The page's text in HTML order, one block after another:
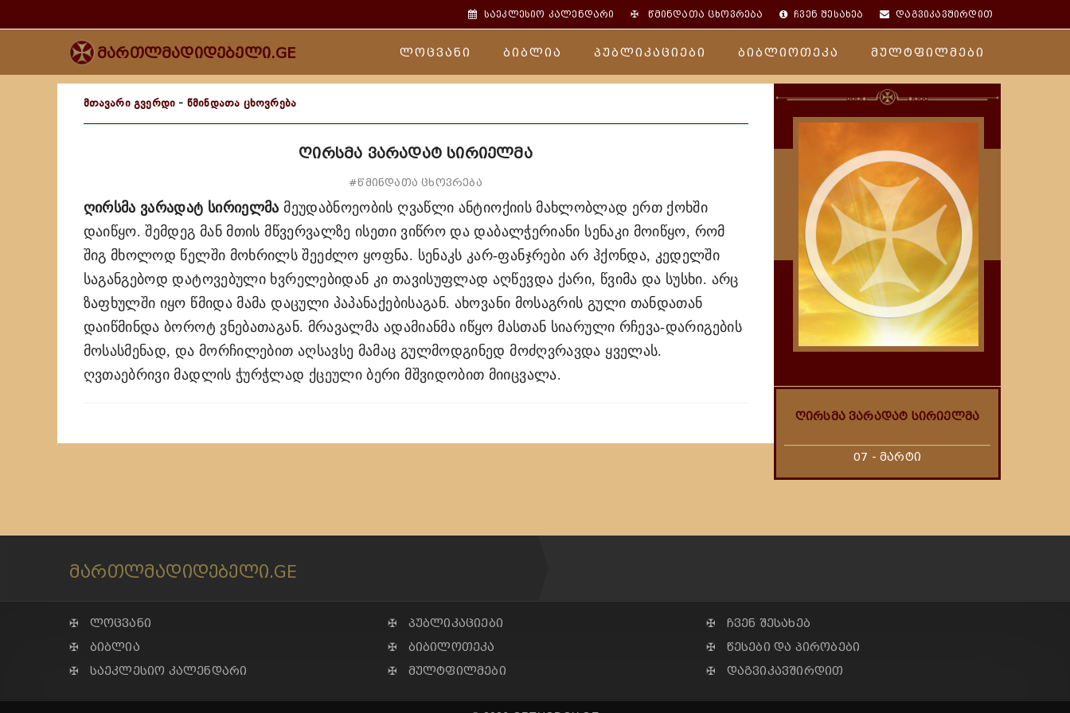
საეკლესიო კალენდარი ✠წმინდათა ცხოვრება ჩვენ შესახებ დაგვიკავშირდით
მართლმადიდებელი.GE ლოცვანი ბიბლია პუბლიკაციები ბიბლიოთეკა მულტფილმები
მთავარი გვერდი - წმინდათა ცხოვრება
ღირსმა ვარადატ სირიელმა
#წმინდათა ცხოვრება
ღირსმა ვარადატ სირიელმა მეუდაბნოეობის ღვაწლი ანტიოქიის მახლობლად ერთ ქოხში
დაიწყო. შემდეგ მან მთის მწვერვალზე ისეთი ვიწრო და დაბალჭერიანი სენაკი მოიწყო, რომ
შიგ მხოლოდ წელში მოხრილს შეეძლო ყოფნა. სენაკს კარ-ფანჯრები არ ჰქონდა, კედელში
საგანგებოდ დატოვებული ხვრელებიდან კი თავისუფლად აღწევდა ქარი, წვიმა და სუსხი. არც
ზაფხულში იყო წმიდა მამა დაცული პაპანაქებისაგან. ახოვანი მოსაგრის გული თანდათან
დაიწმინდა ბოროტ ვნებათაგან. მრავალმა ადამიანმა იწყო მასთან სიარული რჩევა-დარიგების
მოსასმენად, და მორჩილებით აღსავსე მამაც გულმოდგინედ მოძღვრავდა ყველას.
ღვთაებრივი მადლის ჭურჭლად ქცეული ბერი მშვიდობით მიიცვალა.
ღირსმა ვარადატ სირიელმა
07 - მარტი
მართლმადიდებელი.GE
✠ ლოცვანი
✠ ბიბლია
✠ საეკლესიო კალენდარი
✠ პუბლიკაციები
✠ ბიბილოთეკა
✠ მულტფილმები
✠ ჩვენ შესახებ
✠ წესები და პირობები
✠ დაგვიკავშირდით